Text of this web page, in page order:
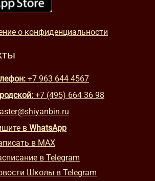
о конфиденциальности
+7 963 644 4567
+7 (495) 664 36 98
в WhatsApp
в MAX
в Telegram
Школы в Telegram